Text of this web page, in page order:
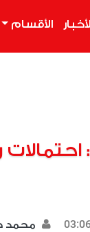
الأقسام
محمد